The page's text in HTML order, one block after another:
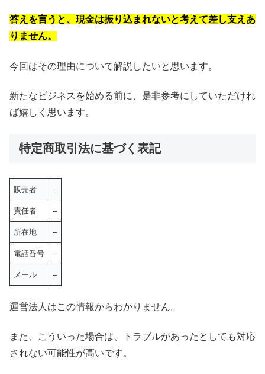
答えを言うと、現金は振り込まれないと考えて差し支えあ
りません。
今回はその理由について解説したいと思います。
新たなビジネスを始める前に、是非参考にしていただけれ
ば嬉しく思います。
特定商取引法に基づく表記
販売者 –
責任者 –
所在地 –
電話番号 –
メール –
運営法人はこの情報からわかりません。
また、こういった場合は、トラブルがあったとしても対応
されない可能性が高いです。